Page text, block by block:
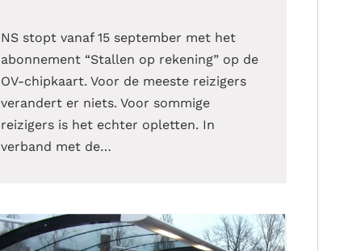
NS stopt vanaf 15 september met het
abonnement “Stallen op rekening” op de
OV-chipkaart. Voor de meeste reizigers
verandert er niets. Voor sommige
reizigers is het echter opletten. In
verband met de…